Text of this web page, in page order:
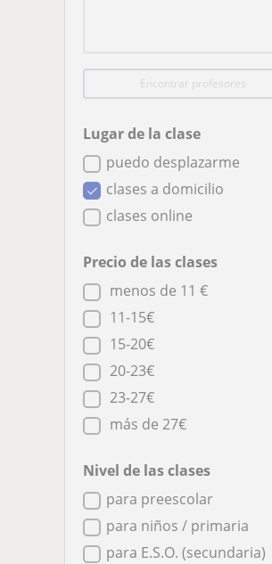
Encontrar profesores
Lugar de la clase
puedo desplazarme
clases a domicilio
clases online
Precio de las clases
menos de 11 €
11-15€
15-20€
20-23€
23-27€
más de 27€
Nivel de las clases
para preescolar
para niños / primaria
para E.S.O. (secundaria)